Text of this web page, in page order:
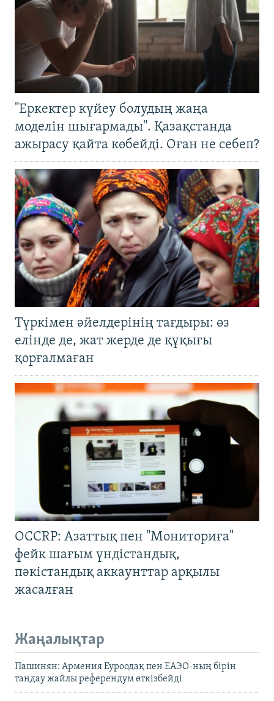
"Еркектер күйеу болудың жаңа
моделін шығармады". Қазақстанда
ажырасу қайта көбейді. Оған не себеп?
Түркімен әйелдерінің тағдыры: өз
елінде де, жат жерде де құқығы
қорғалмаған
OCCRP: Азаттық пен "Мониториға"
фейк шағым үндістандық,
пәкістандық аккаунттар арқылы
жасалған
Жаңалықтар
Пашинян: Армения Еуроодақ пен ЕАЭО-ның бірін
таңдау жайлы референдум өткізбейді